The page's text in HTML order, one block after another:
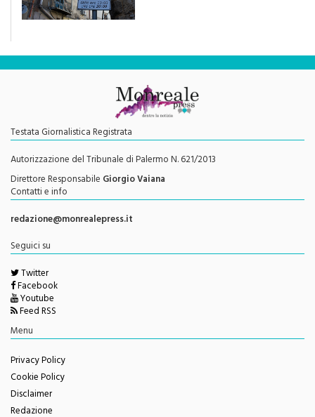
Testata Giornalistica Registrata
Autorizzazione del Tribunale di Palermo N. 621/2013
Direttore Responsabile Giorgio Vaiana
Contatti e info
redazione@monrealepress.it
Seguici su
Twitter
Facebook
Youtube
Feed RSS
Menu
Privacy Policy
Cookie Policy
Disclaimer
Redazione